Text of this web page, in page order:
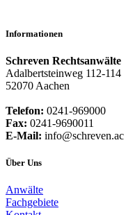
Informationen
Schreven Rechtsanwälte
Adalbertsteinweg 112-114
52070 Aachen
Telefon: 0241-969000
Fax: 0241-9690011
E-Mail: info@schreven.ac
Über Uns
Anwälte
Fachgebiete